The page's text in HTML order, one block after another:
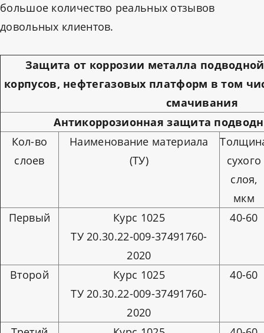
большое количество реальных отзывов
довольных клиентов.
Защита от коррозии металла
корпусов, нефтегазовых платформ в том
смачивания
Антикоррозионная защита
Кол-во
слоев
Наименование материала
(ТУ)
сухого
слоя,
мкм
Первый
Курс 1025
ТУ 20.30.22-009-37491760-
2020
40-60
Второй
Курс 1025
ТУ 20.30.22-009-37491760-
2020
40-60